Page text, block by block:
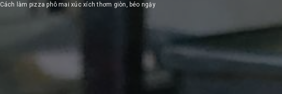
Cách làm pizza phô mai xúc xích thơm giòn, béo ngậy